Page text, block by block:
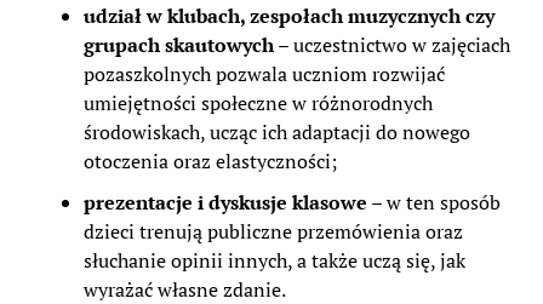
udział w klubach, zespołach muzycznych czy
grupach skautowych– uczestnictwo w zajęciach
pozaszkolnych pozwala uczniom rozwijać
umiejętności społeczne w różnorodnych
środowiskach, ucząc ich adaptacji do nowego
otoczenia oraz elastyczności;
prezentacje i dyskusje klasowe – w ten sposób
dzieci trenują publiczne przemówienia oraz
słuchanie opinii innych, a także uczą się, jak
wyrażać własne zdanie.